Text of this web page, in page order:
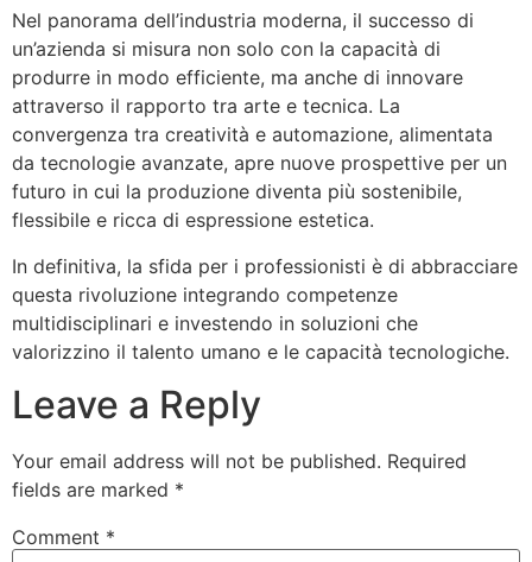
Nel panorama dell’industria moderna, il successo di
un’azienda si misura non solo con la capacità di
produrre in modo efficiente, ma anche di innovare
attraverso il rapporto tra arte e tecnica. La
convergenza tra creatività e automazione, alimentata
da tecnologie avanzate, apre nuove prospettive per un
futuro in cui la produzione diventa più sostenibile,
flessibile e ricca di espressione estetica.
In definitiva, la sfida per i professionisti è di abbracciare
questa rivoluzione integrando competenze
multidisciplinari e investendo in soluzioni che
valorizzino il talento umano e le capacità tecnologiche.
Leave a Reply
Your email address will not be published. Required
fields are marked *
Comment *